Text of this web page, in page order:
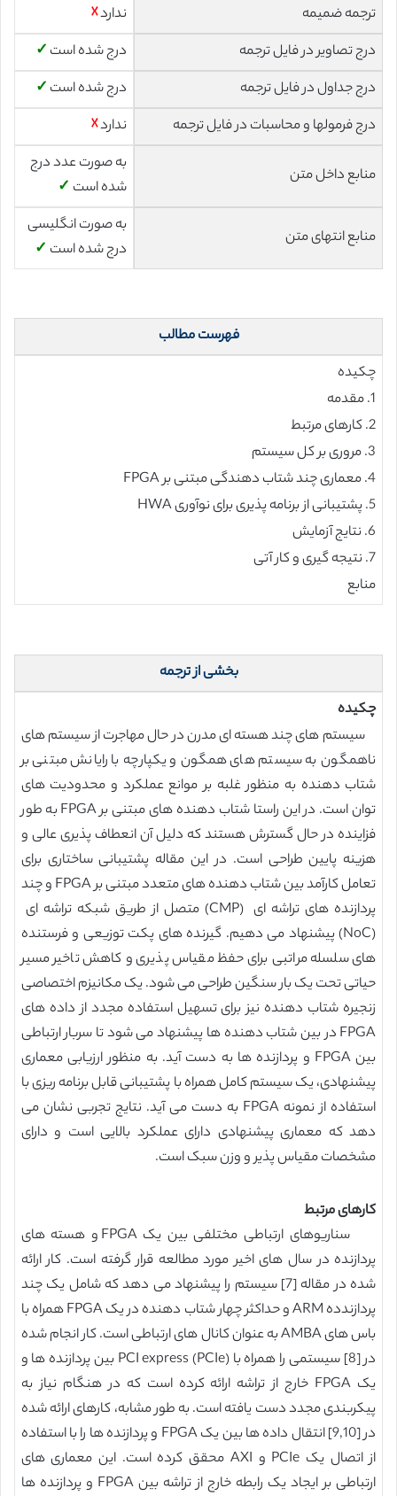
ترجمه ضمیمه ندارد☓
درج تصاویر در فایل ترجمه
درج شده است ✓
درج جداول در فایل ترجمه
درج شده است ✓
درج فرمولها و محاسبات در فایل ترجمه
ندارد☓
منابع داخل متن
به صورت عدد درج
شده است ✓
منابع انتهای متن
به صورت انگلیسی
درج شده است ✓
فهرست مطالب
چکیده
1. مقدمه
2. کارهای مرتبط
3. مروری بر کل سیستم
4. معماری چند شتاب دهندگی مبتنی بر FPGA
5. پشتیبانی از برنامه پذیری برای نوآوری HWA
6. نتایج آزمایش
7. نتیجه گیری و کار آتی
منابع
بخشی از ترجمه
چکیده
سیستم های چند هسته ای مدرن در حال مهاجرت از سیستم های
ناهمگون به سیستم های همگون و یکپارچه با رایانش مبتنی بر
شتاب دهنده به منظور غلبه بر موانع عملکرد و محدودیت های
توان است. در این راستا شتاب دهنده های مبتنی بر FPGA به طور
فزاینده در حال گسترش هستند که دلیل آن انعطاف پذیری عالی و
هزینه پایین طراحی است. در این مقاله پشتیبانی ساختاری برای
تعامل کارآمد بین شتاب دهنده های متعدد مبتنی بر FPGA و چند
پردازنده های تراشه ای (CMP) متصل از طریق شبکه تراشه ای
(NoC) پیشنهاد می دهیم. گیرنده های پکت توزیعی و فرستنده
های سلسله مراتبی برای حفظ مقیاس پذیری و کاهش تاخیر مسیر
حیاتی تحت یک بار سنگین طراحی می شود. یک مکانیزم اختصاصی
زنجیره شتاب دهنده نیز برای تسهیل استفاده مجدد از داده های
FPGA در بین شتاب دهنده ها پیشنهاد می شود تا سربار ارتباطی
بین FPGA و پردازنده ها به دست آید. به منظور ارزیابی معماری
پیشنهادی، یک سیستم کامل همراه با پشتیبانی قابل برنامه ریزی با
استفاده از نمونه FPGA به دست می آید. نتایج تجربی نشان می
دهد که معماری پیشنهادی دارای عملکرد بالایی است و دارای
مشخصات مقیاس پذیر و وزن سبک است.
کارهای مرتبط
سناریوهای ارتباطی مختلفی بین یک FPGA و هسته های
پردازنده در سال های اخیر مورد مطالعه قرار گرفته است. کار ارائه
شده در مقاله [7] سیستم را پیشنهاد می دهد که شامل یک چند
پردازندده ARM و حداکثر چهار شتاب دهنده در یک FPGA همراه با
باس های AMBA به عنوان کانال های ارتباطی است. کار انجام شده
در [8] سیستمی را همراه با PCI express (PCIe) بین پردازنده ها و
یک FPGA خارج از تراشه ارائه کرده است که در هنگام نیاز به
پیکربندی مجدد دست یافته است. به طور مشابه، کارهای ارائه شده
در [9,10] انتقال داده ها بین یک FPGA و پردازنده ها را با استفاده
از اتصال یک PCIe و AXI محقق کرده است. این معماری های
ارتباطی بر ایجاد یک رابطه خارج از تراشه بین FPGA و پردازنده ها